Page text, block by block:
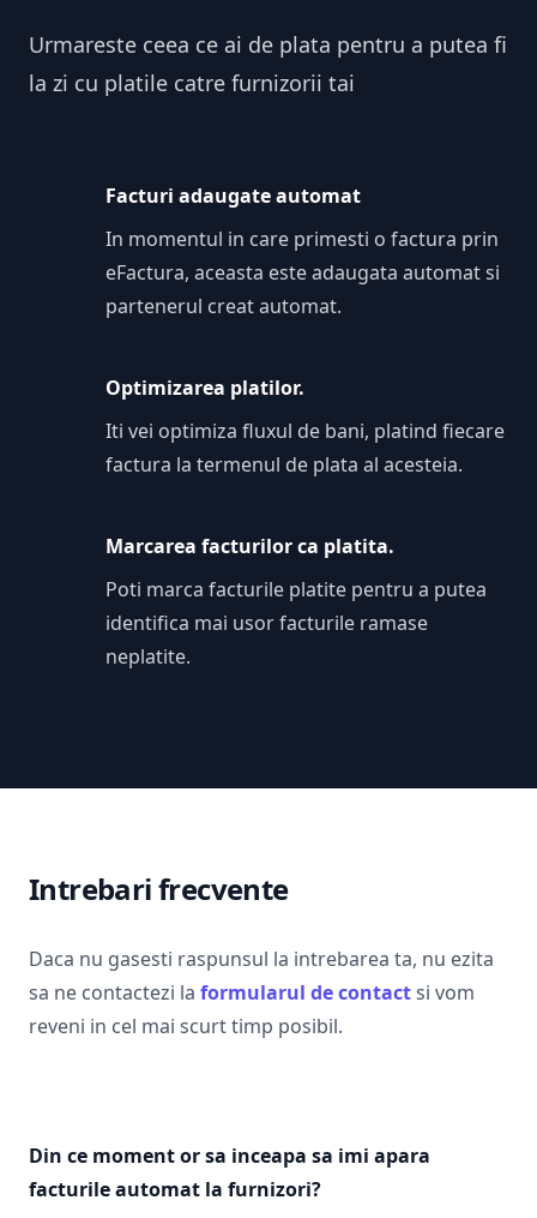
Urmareste ceea ce ai de plata pentru a putea fi
la zi cu platile catre furnizorii tai
Facturi adaugate automat
In momentul in care primesti o factura prin
eFactura, aceasta este adaugata automat si
partenerul creat automat.
Optimizarea platilor.
Iti vei optimiza fluxul de bani, platind fiecare
factura la termenul de plata al acesteia.
Marcarea facturilor ca platita.
Poti marca facturile platite pentru a putea
identifica mai usor facturile ramase
neplatite.
Intrebari frecvente
Daca nu gasesti raspunsul la intrebarea ta, nu ezita
sa ne contactezi la formularul de contactsi vom
reveni in cel mai scurt timp posibil.
Din ce moment or sa inceapa sa imi apara
facturile automat la furnizori?